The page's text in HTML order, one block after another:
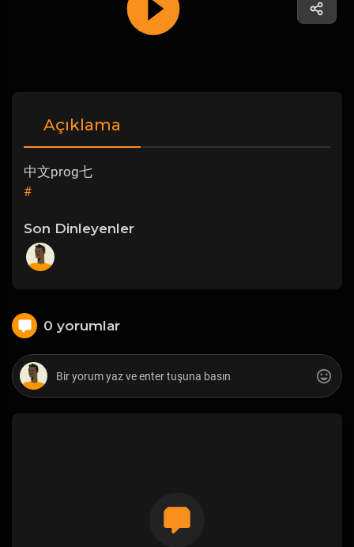
Açıklama
中文prog七
#
Son Dinleyenler
0 yorumlar